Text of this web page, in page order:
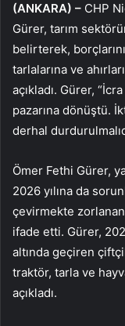
(ANKARA) – CHP
Gürer, tarım
belirterek,
tarlalarına ve
açıkladı. Gürer,
pazarına dönüştü.
derhal
Ömer Fethi Gürer,
2026 yılına da
çevirmekte zorlanan
ifade etti. Gürer,
altında geçiren
traktör, tarla ve
açıkladı.